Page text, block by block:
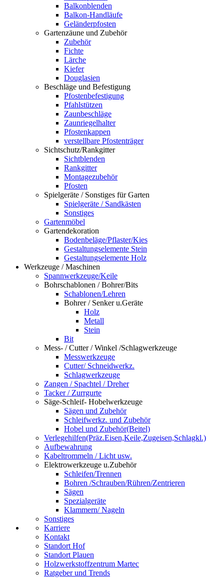
Balkonblenden
Balkon-Handläufe
Geländerpfosten
Gartenzäune und Zubehör
Zubehör
Fichte
Lärche
Kiefer
Douglasien
Beschläge und Befestigung
Pfostenbefestigung
Pfahlstützen
Zaunbeschläge
Zaunriegelhalter
Pfostenkappen
verstellbare Pfostenträger
Sichtschutz/Rankgitter
Sichtblenden
Rankgitter
Montagezubehör
Pfosten
Spielgeräte / Sonstiges für Garten
Spielgeräte / Sandkästen
Sonstiges
Gartenmöbel
Gartendekoration
Bodenbeläge/Pflaster/Kies
Gestaltungselemente Stein
Gestaltungselemente Holz
Werkzeuge / Maschinen
Spannwerkzeuge/Keile
Bohrschablonen / Bohrer/Bits
Schablonen/Lehren
Bohrer / Senker u.Geräte
Holz
Metall
Stein
Bit
Mess- / Cutter / Winkel /Schlagwerkzeuge
Messwerkzeuge
Cutter/ Schneidwerkz.
Schlagwerkzeuge
Zangen / Spachtel / Dreher
Tacker / Zurrgurte
Säge-Schleif- Hobelwerkzeuge
Sägen und Zubehör
Schleifwerkz. und Zubehör
Hobel und Zubehör(Beitel)
Verlegehilfen(Präz.Eisen,Keile,Zugeisen,Schlagkl.)
Aufbewahrung
Kabeltrommeln / Licht usw.
Elektrowerkzeuge u.Zubehör
Schleifen/Trennen
Bohren /Schrauben/Rühren/Zentrieren
Sägen
Spezialgeräte
Klammern/ Nageln
Sonstiges
Karriere
Kontakt
Standort Hof
Standort Plauen
Holzwerkstoffzentrum Martec
Ratgeber und Trends